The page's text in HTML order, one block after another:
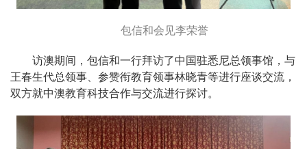
包信和会见李荣誉
访澳期间，包信和一行拜访了中国驻悉尼总领事馆，与
王春生代总领事、参赞衔教育领事林晓青等进行座谈交流，
双方就中澳教育科技合作与交流进行探讨。